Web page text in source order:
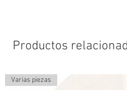
Productos
Varias piezas